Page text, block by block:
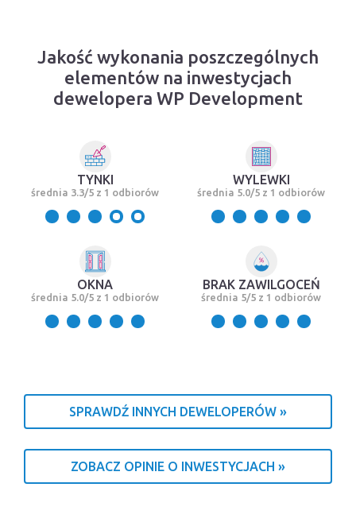
Jakość wykonania poszczególnych
elementów na inwestycjach
dewelopera WP Development
TYNKI
średnia 3.3/5 z 1 odbiorów
WYLEWKI
średnia 5.0/5 z 1 odbiorów
OKNA
średnia 5.0/5 z 1 odbiorów
BRAK ZAWILGOCEŃ
średnia 5/5 z 1 odbiorów
SPRAWDŹ INNYCH DEWELOPERÓW »
ZOBACZ OPINIE O INWESTYCJACH »